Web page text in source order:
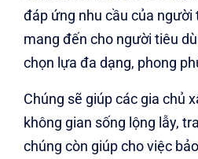
đáp ứng nhu cầu của người
mang đến cho người tiêu
chọn lựa đa dạng, phong
Chúng sẽ giúp các gia chủ
không gian sống lộng lẫy,
chúng còn giúp cho việc